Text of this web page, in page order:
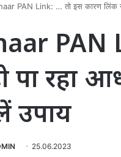
PAN Link: … तो इस कारण लिंक
PAN
पा रहा
उपाय
25.06.2023